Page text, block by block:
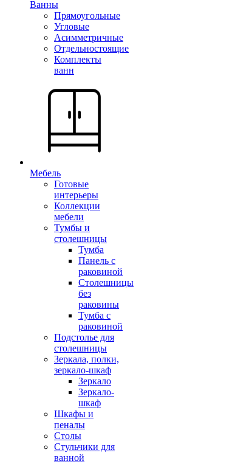
Ванны
Прямоугольные
Угловые
Асимметричные
Отдельностоящие
Комплекты
ванн
Мебель
Готовые
интерьеры
Коллекции
мебели
Тумбы и
столешницы
Тумба
Панель с
раковиной
Столешницы
без
раковины
Тумба с
раковиной
Подстолье для
столешницы
Зеркала, полки,
зеркало-шкаф
Зеркало
Зеркало-
шкаф
Шкафы и
пеналы
Столы
Стульчики для
ванной